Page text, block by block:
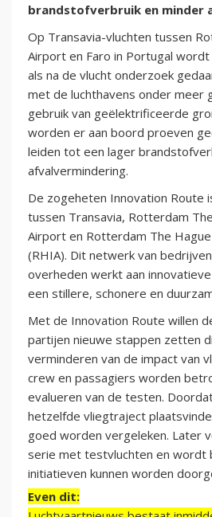
brandstofverbruik en minder
Op Transavia-vluchten tussen
Airport en Faro in Portugal
als na de vlucht onderzoek
met de luchthavens onder meer
gebruik van geëlektrificeerde
worden er aan boord proeven
leiden tot een lager
afvalvermindering.
De zogeheten Innovation Route
tussen Transavia, Rotterdam
Airport en Rotterdam The
(RHIA). Dit netwerk van
overheden werkt aan
een stillere, schonere en
Met de Innovation Route willen
partijen nieuwe stappen zetten
verminderen van de impact van
crew en passagiers worden
evalueren van de testen.
hetzelfde vliegtraject
goed worden vergeleken. Later
serie met testvluchten en wordt
initiatieven kunnen worden
Even dit: